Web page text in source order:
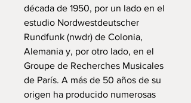
década de 1950, por un lado en el
estudio Nordwestdeutscher
Rundfunk (nwdr) de Colonia,
Alemania y, por otro lado, en el
Groupe de Recherches Musicales
de París. A más de 50 años de su
origen ha producido numerosas